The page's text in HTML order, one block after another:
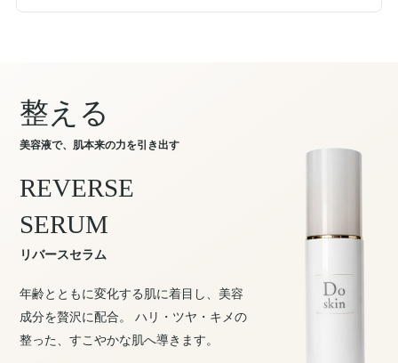
整える
美容液で、肌本来の力を引き出す
REVERSE
SERUM
リバースセラム
年齢とともに変化する肌に着目し、美容
成分を贅沢に配合。 ハリ・ツヤ・キメの
整った、すこやかな肌へ導きます。